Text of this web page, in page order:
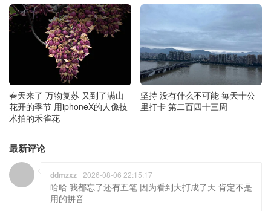
春天来了 万物复苏 又到了满山
花开的季节 用iphoneX的人像技
术拍的禾雀花
坚持 没有什么不可能 毎天十公
里打卡 第二百四十三周
最新评论
ddmzxz 2026-08-06 22:15:17
哈哈 我都忘了还有五笔 因为看到大打成了天 肯定不是
用的拼音